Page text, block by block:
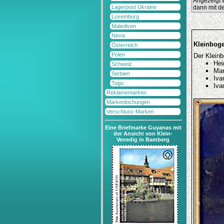
Lagerpost Ukraine
Luxemburg
Malediven
Nevis
Österreich
Polen
Schweiz
Serbien
Togo
Reklamemarken
Markenlochungen
Verschluss-Marken
Eine Briefmarke Guyanas mit
der Ansicht von Klein-
Venedig in Bamberg
dann mit
Der